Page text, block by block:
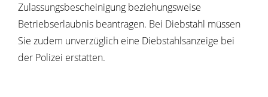
Zulassungsbescheinigung beziehungsweise
Betriebserlaubnis beantragen. Bei Diebstahl müssen
Sie zudem unverzüglich eine Diebstahlsanzeige bei
der Polizei erstatten.